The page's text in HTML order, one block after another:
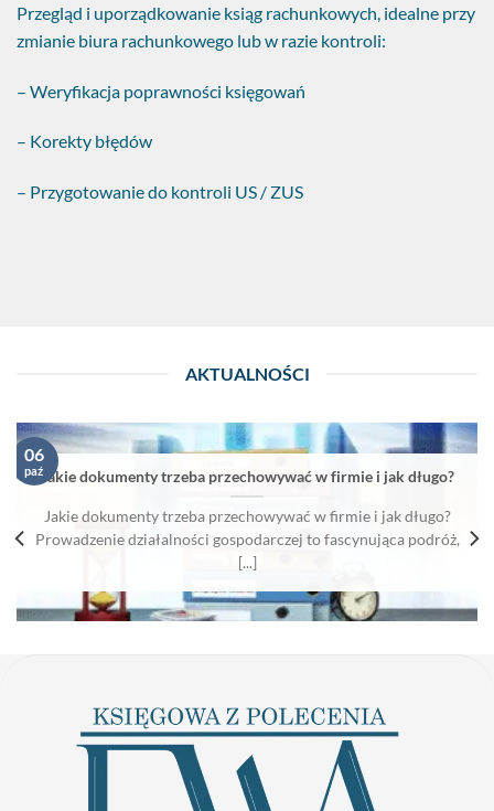
Przegląd i uporządkowanie ksiąg rachunkowych, idealne przy
zmianie biura rachunkowego lub w razie kontroli:
– Weryfikacja poprawności księgowań
– Korekty błędów
– Przygotowanie do kontroli US / ZUS
AKTUALNOŚCI
Jakie dokumenty trzeba przechowywać w firmie i jak długo?
Jakie dokumenty trzeba przechowywać w firmie i jak długo?
Prowadzenie działalności gospodarczej to fascynująca podróż,
[...]
06
paź